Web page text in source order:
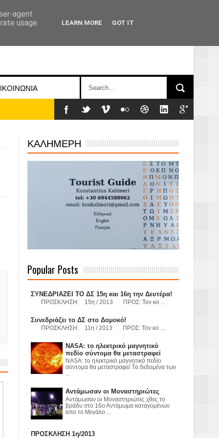
με σκοπό
ΧΥΤΑ»
ΚΑΛΗΜΕΡΗ
Popular Posts
ΣΥΝΕΔΡΙΑΖΕΙ ΤΟ ΔΣ 15η και 16η την Δευτέρα!
ΠΡΟΣΚΛΗΣΗ: 15η / 2013 ΠΡΟΣ: Τον κο ...
Συνεδριάζει το ΔΣ στο Δομοκό!
ΠΡΟΣΚΛΗΣΗ: 11η / 2013 ΠΡΟΣ: Τον κο ...
NASA: το ηλεκτρικό μαγνητικό
πεδίο σύντομα θα μεταστραφεί
NASA: το ηλεκτρικό μαγνητικό πεδίο
σύντομα θα μεταστραφεί Tα δεδομένα των
Αντάμωσαν οι Μοναστηριώτες
Αντάμωσαν οι Μοναστηριώτες χθες το
βράδυ στο 16ο Αντάμωμα καταγομένων
απο το Μεγάλο ...
ΠΡΟΣΚΛΗΣΗ 1η/2013
agent
usage
LEARN MORE GOT IT